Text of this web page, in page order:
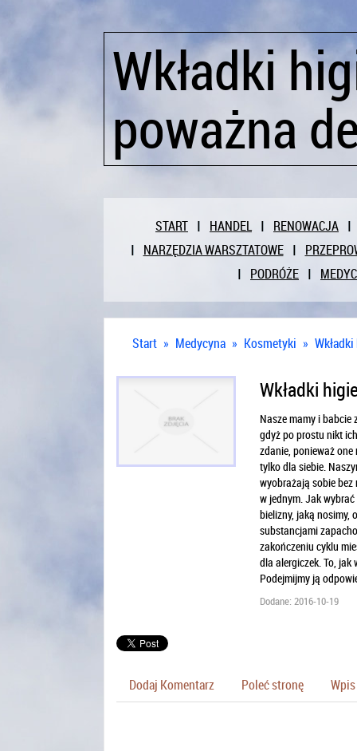
Wkładki
poważna
START HANDEL
RENOWACJA
NARZĘDZIA WARSZTATOWE
PODRÓŻE
Start » Medycyna » Kosmetyki »
Wkładki
Nasze mamy i babcie
gdyż po prostu nikt
zdanie, ponieważ
tylko dla siebie.
wyobrażają sobie bez
w jednym. Jak
bielizny, jaką nosimy,
substancjami
zakończeniu cyklu
dla alergiczek. To, jak
Podejmijmy ją
Dodane: 2016-10-19
Dodaj Komentarz Poleć stronę